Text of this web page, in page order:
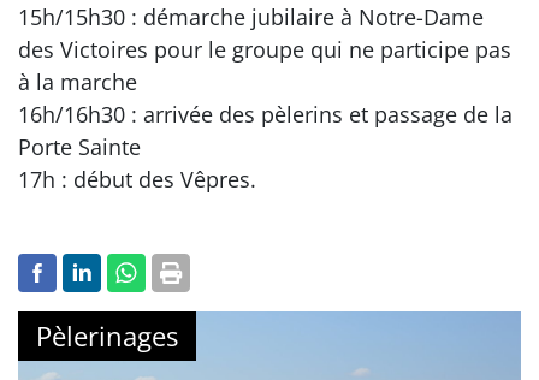
15h/15h30 : démarche jubilaire à Notre-Dame
des Victoires pour le groupe qui ne participe pas
à la marche
16h/16h30 : arrivée des pèlerins et passage de la
Porte Sainte
17h : début des Vêpres.
Pèlerinages